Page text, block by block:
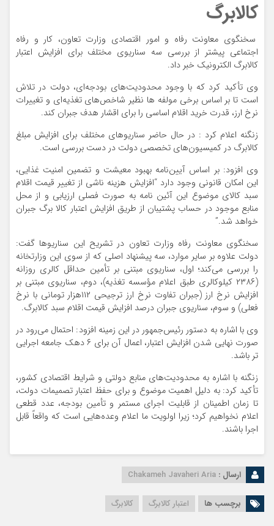
کالابرگ
سخنگوی معاونت رفاه و امور اقتصادی وزارت تعاون، کار و رفاه
اجتماعی پیشتر از بررسی سه سناریوی مختلف برای افزایش اعتبار
کالابرگ الکترونیک خبر داد.
وی تأکید کرد که با وجود محدودیت‌های بودجه‌ای، دولت در تلاش
است تا بر اساس برخی مولفه ها نظیر شاخص‌های تغذیه‌ای و تغییرات
نرخ ارز، قدرت خرید اقلام اساسی را برای اقشار هدف جبران کند.
زنگنه اعلام کرد : در حال حاضر سناریوهای مختلف برای افزایش مبلغ
کالابرگ در کمیسیون‌های تخصصی دولت در دست بررسی است.
وی افزود: بر اساس آیین‌نامه بهبود معیشت و تضمین امنیت غذایی،
این امکان قانونی وجود دارد “افزایش هزینه ناشی از تغییر قیمت اقلام
سبد کالای موضوع این آئین نامه به صورت فصلی ارزیابی و از محل
منابع موجود در حساب پشتیبان از طریق افزایش اعتبار کالا برگ جبران
خواهد شد.”
سخنگوی معاونت رفاه وزارت تعاون در تشریح این سناریوها گفت:
دولت علاوه بر سایر موارد، سه پیشنهاد اصلی که از سوی این وزارتخانه
را بررسی می‌کند؛ اول، سناریوی مبتنی بر تأمین حداقل کالری روزانه
(۲۳۸۶ کیلوکالری طبق اعلام مؤسسه تغذیه)، دوم، سناریوی مبتنی بر
افزایش نرخ ارز (جبران تفاوت نرخ ارز ترجیحی ۱۱۲هزار تومانی با نرخ
فعلی) و سوم، سناریوی جبران درصد افزایش قیمت اقلام سبد کالابرگ.
وی با اشاره به دستور رئیس‌جمهور در این زمینه افزود: احتمال می‌رود در
صورت نهایی شدن افزایش اعتبار، اعمال آن برای ۶ دهک جامعه اجرایی
تر باشد.
زنگنه با اشاره به محدودیت‌های منابع دولتی و شرایط اقتصادی کشور،
تأکید کرد: به دلیل اهمیت موضوع و برای حفظ اعتبار تصمیمات دولت،
تا زمان اطمینان از قابلیت اجرای مستمر و تأمین بودجه، عدد قطعی
اعلام نخواهیم کرد؛ زیرا اولویت ما اعلام وعده‌هایی است که واقعاً قابل
اجرا باشند.
ارسال : Chakameh Javaheri Aria
برچسب ها اعتبار کالابرگ کالابرگ